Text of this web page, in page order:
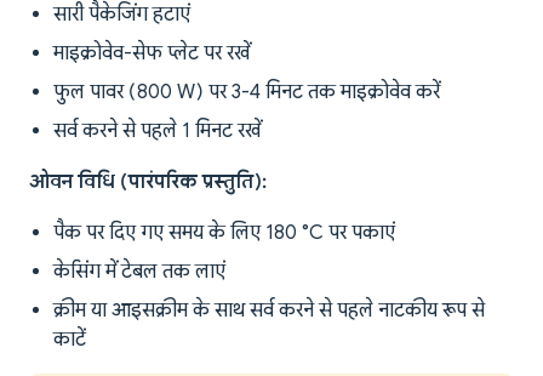
सारी पैकेजिंग हटाएं
माइक्रोवेव-सेफ प्लेट पर रखें
फुल पावर (800 W) पर 3-4 मिनट तक माइक्रोवेव करें
सर्व करने से पहले 1 मिनट रखें
ओवन विधि (पारंपरिक प्रस्तुति):
पैक पर दिए गए समय के लिए 180 °C पर पकाएं
केसिंग में टेबल तक लाएं
क्रीम या आइसक्रीम के साथ सर्व करने से पहले नाटकीय रूप से
काटें